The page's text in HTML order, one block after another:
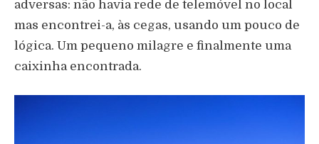
adversas: não havia rede de telemóvel no local
mas encontrei-a, às cegas, usando um pouco de
lógica. Um pequeno milagre e finalmente uma
caixinha encontrada.